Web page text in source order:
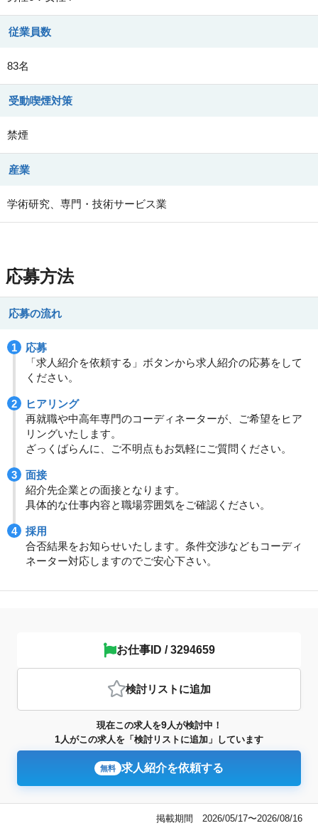
従業員数
83名
受動喫煙対策
禁煙
産業
学術研究、専門・技術サービス業
応募方法
応募の流れ
応募
「求人紹介を依頼する」ボタンから求人紹介の応募をして
ください。
ヒアリング
再就職や中高年専門のコーディネーターが、ご希望をヒア
リングいたします。
ざっくばらんに、ご不明点もお気軽にご質問ください。
面接
紹介先企業との面接となります。
具体的な仕事内容と職場雰囲気をご確認ください。
採用
合否結果をお知らせいたします。条件交渉などもコーディ
ネーター対応しますのでご安心下さい。
お仕事ID / 3294659
検討リスト に追加
現在この求人を9人が検討中！
1人がこの求人を「検討リストに追加」しています
無料 求人紹介を依頼する
掲載期間 2026/05/17〜2026/08/16